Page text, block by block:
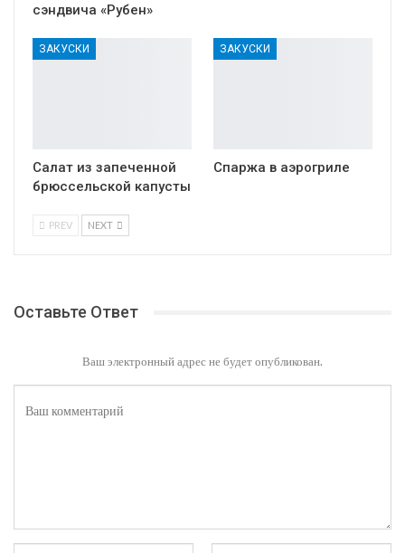
сэндвича «Рубен»
ЗАКУСКИ
Салат из запеченной
брюссельской капусты
ЗАКУСКИ
Спаржа в аэрогриле
PREV NEXT
Оставьте Ответ
Ваш электронный адрес не будет опубликован.